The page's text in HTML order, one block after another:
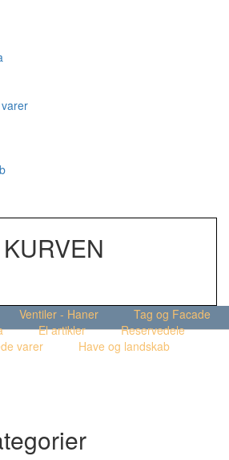
Ventiler - Haner
Tag og Facade
El artikler
Reservedele
varer
Have og landskab